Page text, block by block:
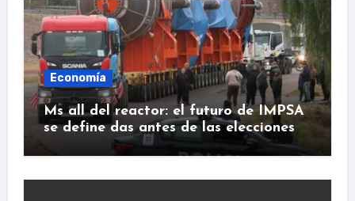
Economía
Ms all del reactor: el futuro de IMPSA
se define das antes de las elecciones